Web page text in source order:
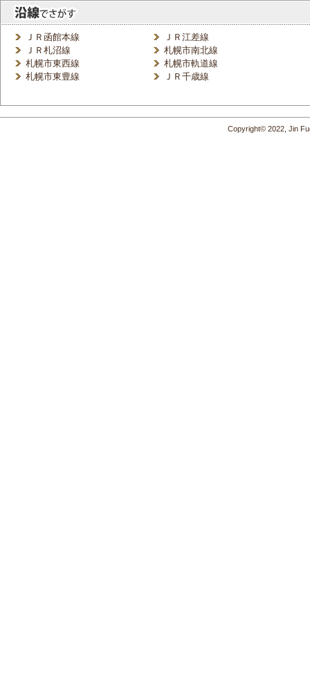
ＪＲ函館本線
ＪＲ江差線
ＪＲ札沼線
札幌市南北線
札幌市東西線
札幌市軌道線
札幌市東豊線
ＪＲ千歳線
Copyright© 2022, Jin